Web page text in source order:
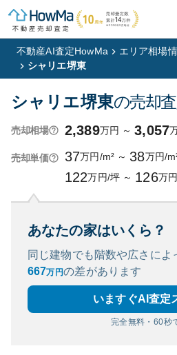
不動産AI査定HowMa エリア相場
シャリエ堺東
シャリエ堺東の売却
売却相場 2,389万円 ～ 3,057
売却単価 37万円/m² ～ 38万円/
122万円/坪 ～ 126万
あなたの家はいくら？
同じ建物でも階数や広さによ
667万円の差があります
いますぐAI査定
完全無料・60秒